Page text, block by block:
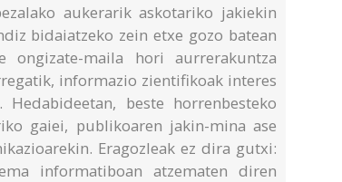
aukerarik askotariko jakiekin
bidaiatzeko zein etxe gozo batean
maila hori aurrerakuntza
informazio zientifikoak interes
beste horrenbesteko
gaiei, publikoaren jakin-mina ase
Eragozleak ez dira gutxi:
informatiboan atzematen diren